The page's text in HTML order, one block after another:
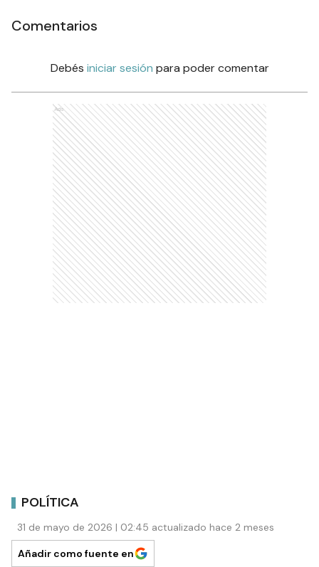
Comentarios
Debés iniciar sesión para poder comentar
Ads
POLÍTICA
31 de mayo de 2026 | 02:45 actualizado hace 2 meses
Añadir como fuente en